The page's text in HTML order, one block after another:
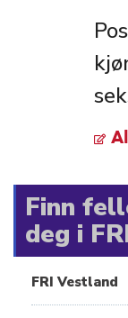
Finn
deg i
FRI Vestland